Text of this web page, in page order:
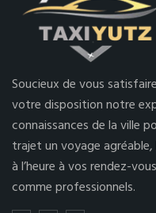
Soucieux de vous
votre disposition notre
connaissances de la ville
trajet un voyage
à l’heure à vos rendez-
comme professionnels.